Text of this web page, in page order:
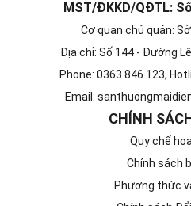
MST/ĐKKD/QĐTL:
Cơ quan chủ quản:
Địa chỉ: Số 144 - Đường
Phone: 0363 846 123,
Email:
CHÍNH
Quy chế
Chính sách
Phương thức